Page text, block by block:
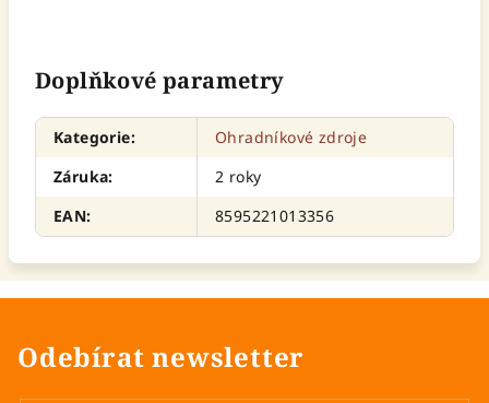
Doplňkové parametry
Kategorie:
Ohradníkové zdroje
Záruka:
2 roky
EAN: 8595221013356
Odebírat newsletter